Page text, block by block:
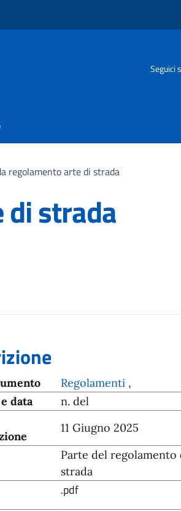
Seguici
regolamento arte di strada
di strada
Regolamenti ,
data
n. del
11 Giugno 2025
Parte del
strada
.pdf